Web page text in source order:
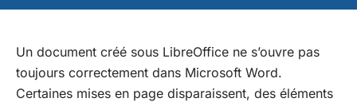
Un document créé sous LibreOffice ne s’ouvre pas
toujours correctement dans Microsoft Word.
Certaines mises en page disparaissent, des éléments